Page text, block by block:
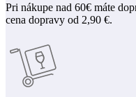
Pri nákupe nad 60€ máte
cena dopravy od 2,90 €.